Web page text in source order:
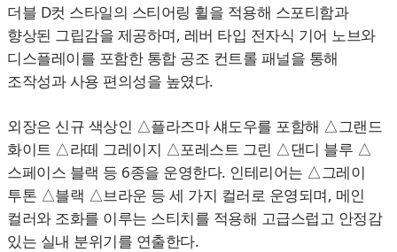
더블 D컷 스타일의 스티어링 휠을 적용해 스포티함과
향상된 그립감을 제공하며, 레버 타입 전자식 기어 노브와
디스플레이를 포함한 통합 공조 컨트롤 패널을 통해
조작성과 사용 편의성을 높였다.
외장은 신규 색상인 △플라즈마 섀도우를 포함해 △그랜드
화이트 △라떼 그레이지 △포레스트 그린 △댄디 블루 △
스페이스 블랙 등 6종을 운영한다. 인테리어는 △그레이
투톤 △블랙 △브라운 등 세 가지 컬러로 운영되며, 메인
컬러와 조화를 이루는 스티치를 적용해 고급스럽고 안정감
있는 실내 분위기를 연출한다.